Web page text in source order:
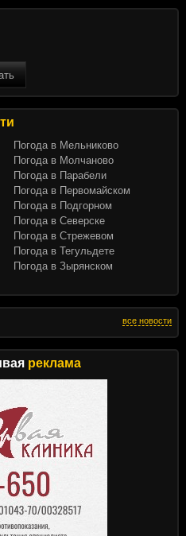
все новости
реклама
Погода в Мельниково
Погода в Молчаново
Погода в Парабели
Погода в Первомайском
Погода в Подгорном
Погода в Северске
Погода в Стрежевом
Погода в Тегульдете
Погода в Зырянском